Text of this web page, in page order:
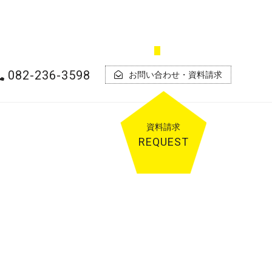
082-236-3598 お問い合わせ・資料請求
資料請求
REQUEST